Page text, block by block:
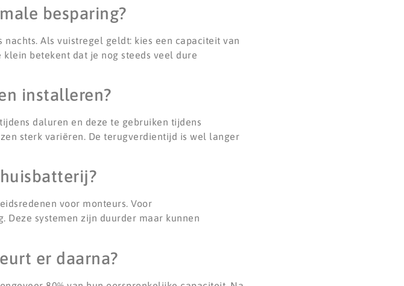
besparing?
Als vuistregel geldt: kies een capaciteit van
betekent dat je nog steeds veel dure
installeren?
daluren en deze te gebruiken tijdens
sterk variëren. De terugverdientijd is wel langer
voor monteurs. Voor
systemen zijn duurder maar kunnen
er daarna?